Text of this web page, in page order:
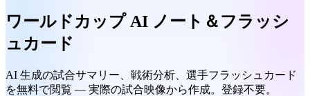
ワールドカップ AI ノート＆フラッシ
ュカード
AI 生成の試合サマリー、戦術分析、選手フラッシュカード
を無料で閲覧 — 実際の試合映像から作成。登録不要。